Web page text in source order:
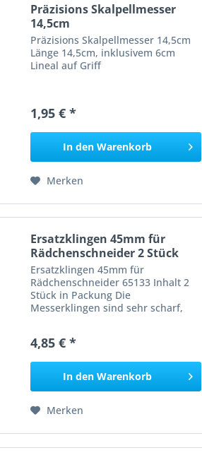
Präzisions Skalpellmesser
14,5cm
Präzisions Skalpellmesser 14,5cm
Länge 14,5cm, inklusivem 6cm
Lineal auf Griff
1,95 € *
In den Warenkorb
Merken
Ersatzklingen 45mm für
Rädchenschneider 2 Stück
Ersatzklingen 45mm für
Rädchenschneider 65133 Inhalt 2
Stück in Packung Die
Messerklingen sind sehr scharf,
aufbewahren
4,85 € *
In den Warenkorb
Merken